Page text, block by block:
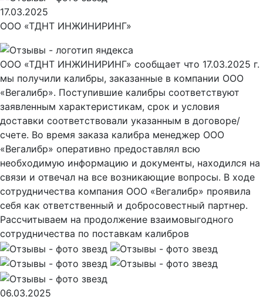
17.03.2025
ООО «ТДНТ ИНЖИНИРИНГ»
ООО «ТДНТ ИНЖИНИРИНГ» сообщает что 17.03.2025 г.
мы получили калибры, заказанные в компании ООО
«Вегалибр». Поступившие калибры соответствуют
заявленным характеристикам, срок и условия
доставки соответствовали указанным в договоре/
счете. Во время заказа калибра менеджер ООО
«Вегалибр» оперативно предоставлял всю
необходимую информацию и документы, находился на
связи и отвечал на все возникающие вопросы. В ходе
сотрудничества компания ООО «Вегалибр» проявила
себя как ответственный и добросовестный партнер.
Рассчитываем на продолжение взаимовыгодного
сотрудничества по поставкам калибров
06.03.2025